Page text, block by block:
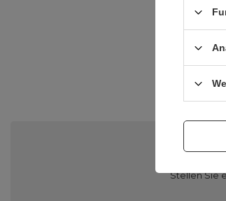
Stellen Sie